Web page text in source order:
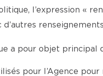
l’expression «
a pour objet principal
pour l’Agence